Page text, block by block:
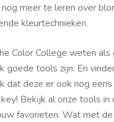
meer te leren over
kleurtechnieken.
Color College weten als
goede tools zijn. En
dat deze er ook nog
Bekijk al onze tools in
favorieten. Wat met